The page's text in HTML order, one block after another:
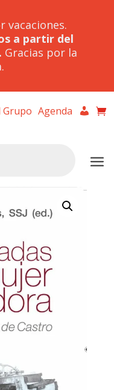
vacaciones.
a partir del
Gracias por la
Grupo Agenda